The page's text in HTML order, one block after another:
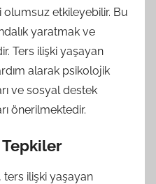
etkileyebilir. Bu
yaratmak ve
Ters ilişki yaşayan
alarak psikolojik
ve sosyal destek
önerilmektedir.
Tepkiler
ilişki yaşayan